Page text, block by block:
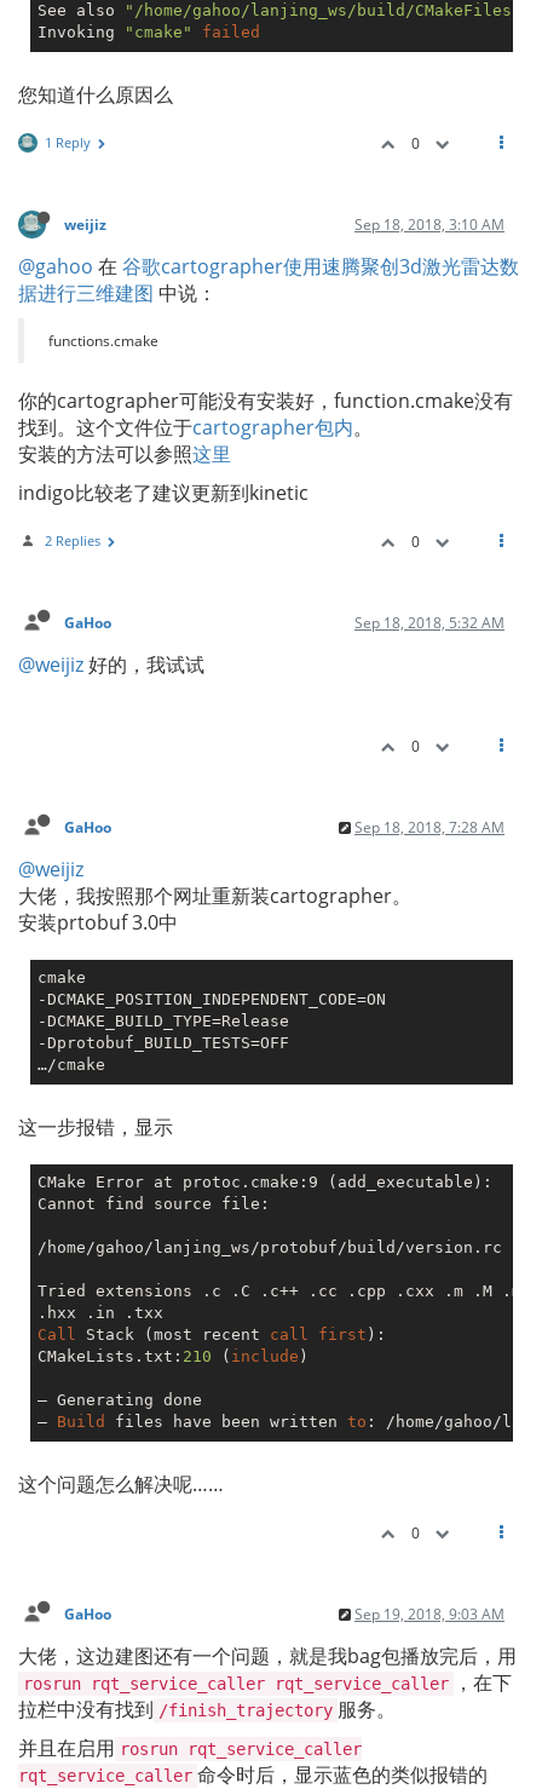
See also
"/home/gahoo/lanjing_ws/build/CMakeFiles/
Invoking
"cmake" failed
您知道什么原因么
1 Reply 0
weijiz Sep 18, 2018, 3:10 AM
@gahoo 在 谷歌cartographer使用速腾聚创3d激光雷达数
据进行三维建图 中说：
functions.cmake
你的cartographer可能没有安装好，function.cmake没有
找到。这个文件位于cartographer包内。
安装的方法可以参照这里
indigo比较老了建议更新到kinetic
2 Replies 0
GaHoo Sep 18, 2018, 5:32 AM
@weijiz好的，我试试
0
GaHoo Sep 18, 2018, 7:28 AM
@weijiz
大佬，我按照那个网址重新装cartographer。
安装prtobuf 3.0中
cmake
-DCMAKE_POSITION_INDEPENDENT_CODE=ON
-DCMAKE_BUILD_TYPE=Release
-Dprotobuf_BUILD_TESTS=OFF
这一步报错，显示
CMake Error at protoc.cmake:9 (add_executable):
Cannot find source file:
/home/gahoo/lanjing_ws/protobuf/build/version.rc
Tried extensions .c .C .c++ .cc .cpp .cxx .m .M .mm
Call Stack (most recent call first ):
CMakeLists.txt: 210 ( include )
– Generating done
– Build files have been written to : /home/gahoo/
这个问题怎么解决呢……
0
GaHoo Sep 19, 2018, 9:03 AM
大佬，这边建图还有一个问题，就是我bag包播放完后，用
rosrun rqt_service_caller rqt_service_caller
，在下
拉栏中没有找到 /finish_trajectory 服务。
并且在启用 rosrun rqt_service_caller
rqt_service_caller 命令时后，显示蓝色的类似报错的